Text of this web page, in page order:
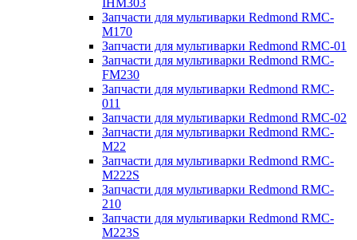
IHM303
Запчасти для мультиварки Redmond RMC-
M170
Запчасти для мультиварки Redmond RMC-01
Запчасти для мультиварки Redmond RMC-
FM230
Запчасти для мультиварки Redmond RMC-
011
Запчасти для мультиварки Redmond RMC-02
Запчасти для мультиварки Redmond RMC-
M22
Запчасти для мультиварки Redmond RMC-
M222S
Запчасти для мультиварки Redmond RMC-
210
Запчасти для мультиварки Redmond RMC-
M223S